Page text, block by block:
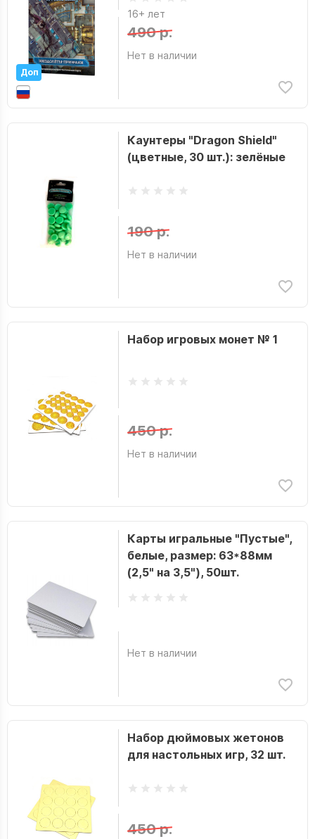
Доп
16+ лет
490 р.
Нет в наличии
Каунтеры "Dragon Shield"
(цветные, 30 шт.): зелёные
190 р.
Нет в наличии
Набор игровых монет № 1
450 р.
Нет в наличии
Карты игральные "Пустые",
белые, размер: 63*88мм
(2,5" на 3,5"), 50шт.
Нет в наличии
Набор дюймовых жетонов
для настольных игр, 32 шт.
450 р.